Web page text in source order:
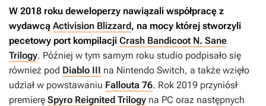
W 2018 roku deweloperzy nawiązali współpracę z
wydawcą Activision Blizzard, na mocy której stworzyli
pecetowy port kompilacji Crash Bandicoot N. Sane
Trilogy. Później w tym samym roku studio podpisało się
również pod Diablo III na Nintendo Switch, a także wzięło
udział w powstawaniu Fallouta 76. Rok 2019 przyniósł
premierę Spyro Reignited Trilogy na PC oraz następnych